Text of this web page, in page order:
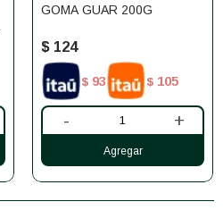
GOMA GUAR 200G
$ 124
$ 93 $ 105
- +